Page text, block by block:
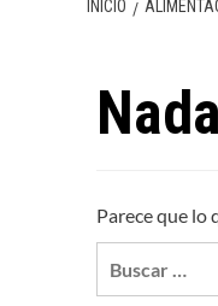
INICIO
Parece que lo